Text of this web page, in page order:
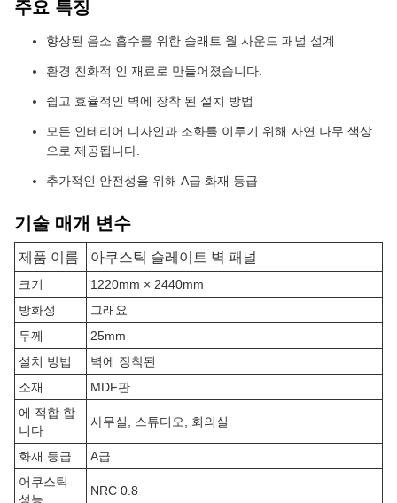
주요 특징
향상된 음소 흡수를 위한 슬래트 월 사운드 패널 설계
환경 친화적 인 재료로 만들어졌습니다.
쉽고 효율적인 벽에 장착 된 설치 방법
모든 인테리어 디자인과 조화를 이루기 위해 자연 나무 색상
으로 제공됩니다.
추가적인 안전성을 위해 A급 화재 등급
기술 매개 변수
제품 이름 아쿠스틱 슬레이트 벽 패널
크기
1220mm × 2440mm
방화성
그래요
두께
25mm
설치 방법
벽에 장착된
소재
MDF판
에 적합 합
니다
사무실, 스튜디오, 회의실
화재 등급
A급
어쿠스틱
성능
NRC 0.8